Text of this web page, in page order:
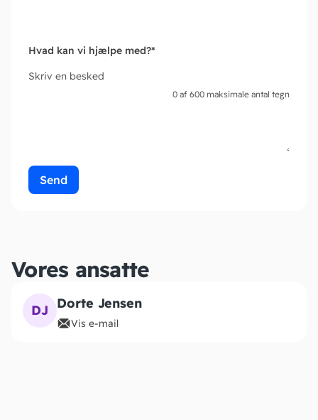
Hvad kan vi hjælpe med?*
Skriv en besked
0 af 600 maksimale antal tegn
Vores ansatte
DJ Dorte Jensen
Vis e-mail